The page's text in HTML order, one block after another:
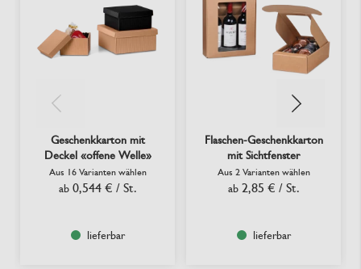
Geschenkkarton mit
Deckel «offene Welle»
Aus 16 Varianten wählen
ab 0,544 € / St.
lieferbar
Flaschen-Geschenkkarton
mit Sichtfenster
Aus 2 Varianten wählen
ab 2,85 € / St.
lieferbar